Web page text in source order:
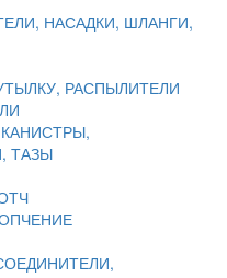
НАСАДКИ, ШЛАНГИ,
РАСПЫЛИТЕЛИ
ТАЗЫ